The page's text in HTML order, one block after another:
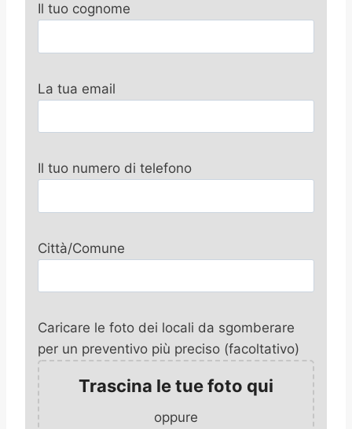
Il tuo cognome
La tua email
Il tuo numero di telefono
Città/Comune
Caricare le foto dei locali da sgomberare
per un preventivo più preciso (facoltativo)
Trascina le tue foto qui
oppure